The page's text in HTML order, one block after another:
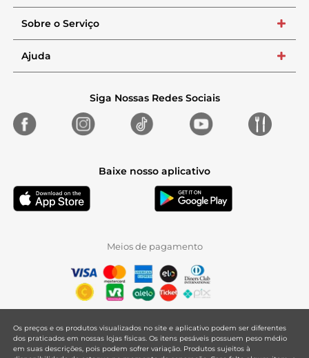
Sobre o Serviço +
Ajuda +
Siga Nossas Redes Sociais
Baixe nosso aplicativo
Meios de pagamento
Os preços e os produtos visualizados no site e aplicativo podem ser diferentes
dos praticados em nossas lojas físicas. Os itens pesáveis possuem peso médio
em suas descrições, pois podem sofrer variação. Produtos sujeitos à